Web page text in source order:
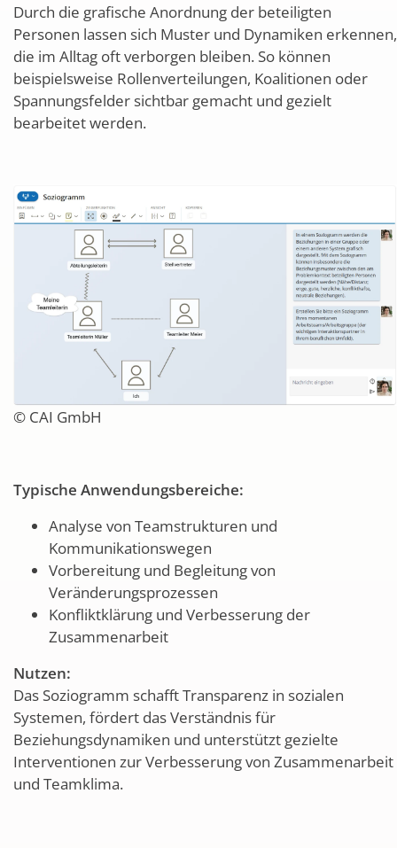
Durch die grafische Anordnung der beteiligten
Personen lassen sich Muster und Dynamiken erkennen,
die im Alltag oft verborgen bleiben. So können
beispielsweise Rollenverteilungen, Koalitionen oder
Spannungsfelder sichtbar gemacht und gezielt
bearbeitet werden.
© CAI GmbH
Typische Anwendungsbereiche:
Analyse von Teamstrukturen und
Kommunikationswegen
Vorbereitung und Begleitung von
Veränderungsprozessen
Konfliktklärung und Verbesserung der
Zusammenarbeit
Nutzen:
Das Soziogramm schafft Transparenz in sozialen
Systemen, fördert das Verständnis für
Beziehungsdynamiken und unterstützt gezielte
Interventionen zur Verbesserung von Zusammenarbeit
und Teamklima.